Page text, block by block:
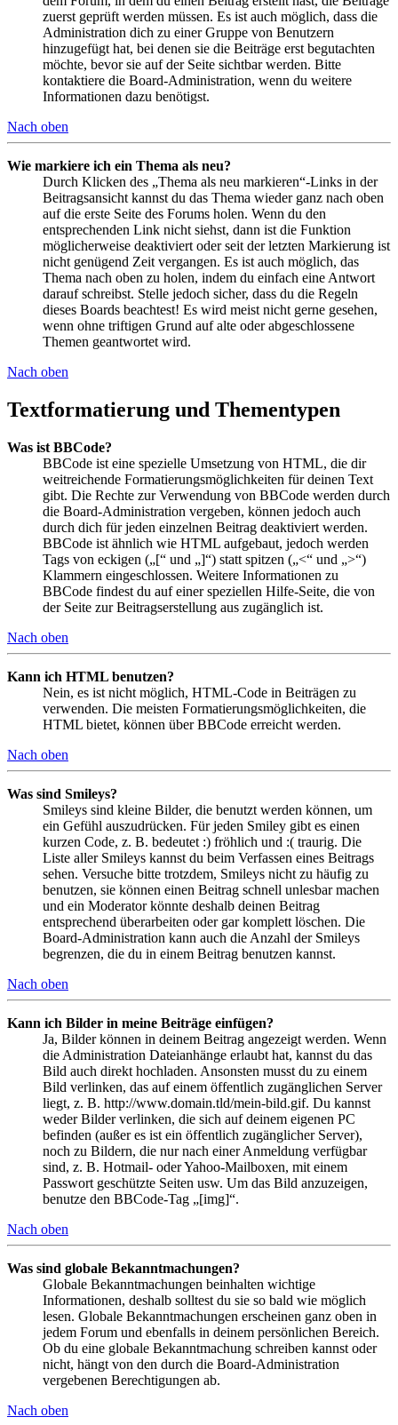
zuerst geprüft werden müssen. Es ist auch möglich, dass die
Administration dich zu einer Gruppe von Benutzern
hinzugefügt hat, bei denen sie die Beiträge erst begutachten
möchte, bevor sie auf der Seite sichtbar werden. Bitte
kontaktiere die Board-Administration, wenn du weitere
Informationen dazu benötigst.
Nach oben
Wie markiere ich ein Thema als neu?
Durch Klicken des „Thema als neu markieren“-Links in der
Beitragsansicht kannst du das Thema wieder ganz nach oben
auf die erste Seite des Forums holen. Wenn du den
entsprechenden Link nicht siehst, dann ist die Funktion
möglicherweise deaktiviert oder seit der letzten Markierung ist
nicht genügend Zeit vergangen. Es ist auch möglich, das
Thema nach oben zu holen, indem du einfach eine Antwort
darauf schreibst. Stelle jedoch sicher, dass du die Regeln
dieses Boards beachtest! Es wird meist nicht gerne gesehen,
wenn ohne triftigen Grund auf alte oder abgeschlossene
Themen geantwortet wird.
Nach oben
Textformatierung und Thementypen
Was ist BBCode?
BBCode ist eine spezielle Umsetzung von HTML, die dir
weitreichende Formatierungsmöglichkeiten für deinen Text
gibt. Die Rechte zur Verwendung von BBCode werden durch
die Board-Administration vergeben, können jedoch auch
durch dich für jeden einzelnen Beitrag deaktiviert werden.
BBCode ist ähnlich wie HTML aufgebaut, jedoch werden
Tags von eckigen („[“ und „]“) statt spitzen („<“ und „>“)
Klammern eingeschlossen. Weitere Informationen zu
BBCode findest du auf einer speziellen Hilfe-Seite, die von
der Seite zur Beitragserstellung aus zugänglich ist.
Nach oben
Kann ich HTML benutzen?
Nein, es ist nicht möglich, HTML-Code in Beiträgen zu
verwenden. Die meisten Formatierungsmöglichkeiten, die
HTML bietet, können über BBCode erreicht werden.
Nach oben
Was sind Smileys?
Smileys sind kleine Bilder, die benutzt werden können, um
ein Gefühl auszudrücken. Für jeden Smiley gibt es einen
kurzen Code, z. B. bedeutet :) fröhlich und :( traurig. Die
Liste aller Smileys kannst du beim Verfassen eines Beitrags
sehen. Versuche bitte trotzdem, Smileys nicht zu häufig zu
benutzen, sie können einen Beitrag schnell unlesbar machen
und ein Moderator könnte deshalb deinen Beitrag
entsprechend überarbeiten oder gar komplett löschen. Die
Board-Administration kann auch die Anzahl der Smileys
begrenzen, die du in einem Beitrag benutzen kannst.
Nach oben
Kann ich Bilder in meine Beiträge einfügen?
Ja, Bilder können in deinem Beitrag angezeigt werden. Wenn
die Administration Dateianhänge erlaubt hat, kannst du das
Bild auch direkt hochladen. Ansonsten musst du zu einem
Bild verlinken, das auf einem öffentlich zugänglichen Server
liegt, z. B. http://www.domain.tld/mein-bild.gif. Du kannst
weder Bilder verlinken, die sich auf deinem eigenen PC
befinden (außer es ist ein öffentlich zugänglicher Server),
noch zu Bildern, die nur nach einer Anmeldung verfügbar
sind, z. B. Hotmail- oder Yahoo-Mailboxen, mit einem
Passwort geschützte Seiten usw. Um das Bild anzuzeigen,
benutze den BBCode-Tag „[img]“.
Nach oben
Was sind globale Bekanntmachungen?
Globale Bekanntmachungen beinhalten wichtige
Informationen, deshalb solltest du sie so bald wie möglich
lesen. Globale Bekanntmachungen erscheinen ganz oben in
jedem Forum und ebenfalls in deinem persönlichen Bereich.
Ob du eine globale Bekanntmachung schreiben kannst oder
nicht, hängt von den durch die Board-Administration
vergebenen Berechtigungen ab.
Nach oben